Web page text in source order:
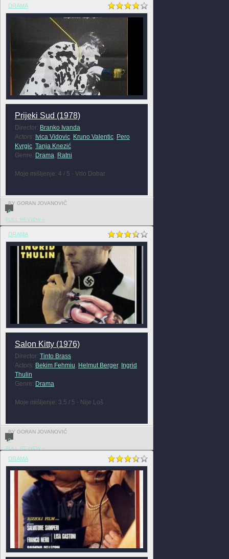
DRAMA
Prijeki Sud (1978)
Director: Branko Ivanda
Actors: Ivica Vidovic, Kruno Valentic, Pero
Kvrgic, Tanja Knezić
Genre: Drama, Ratni
Moje mišljenje: 4 / 5 - Vrlo Dobar
BY GORAN JOVANOVIĆ
0
FULL REVIEW »
DRAMA
Salon Kitty (1976)
Director: Tinto Brass
Actors: Bekim Fehmiu, Helmut Berger, Ingrid
Thulin
Genre: Drama
Moje mišljenje: 3.5 / 5 - Nije Loš
BY GORAN JOVANOVIĆ
0
FULL REVIEW »
DRAMA